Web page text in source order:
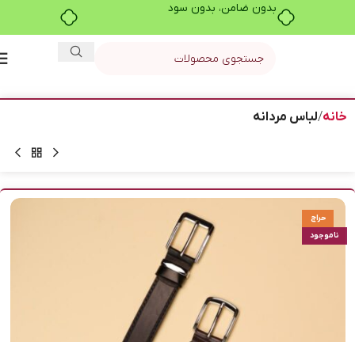
بدون ضامن، بدون سود
خانه لباس مردانه
حراج
ناموجود